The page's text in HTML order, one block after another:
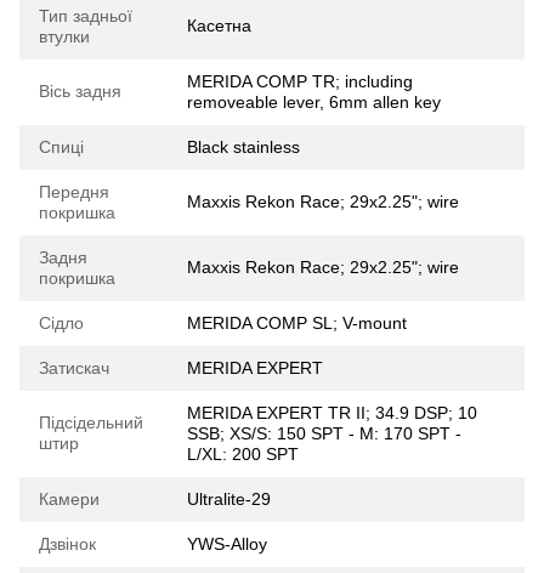
Тип задньої
втулки
Касетна
Вісь задня
MERIDA COMP TR; including
removeable lever, 6mm allen key
Спиці Black stainless
Передня
покришка
Maxxis Rekon Race; 29x2.25"; wire
Задня
покришка
Maxxis Rekon Race; 29x2.25"; wire
Сідло MERIDA COMP SL; V-mount
Затискач MERIDA EXPERT
Підсідельний
штир
MERIDA EXPERT TR II; 34.9 DSP; 10
SSB; XS/S: 150 SPT - M: 170 SPT -
L/XL: 200 SPT
Камери Ultralite-29
Дзвінок YWS-Alloy